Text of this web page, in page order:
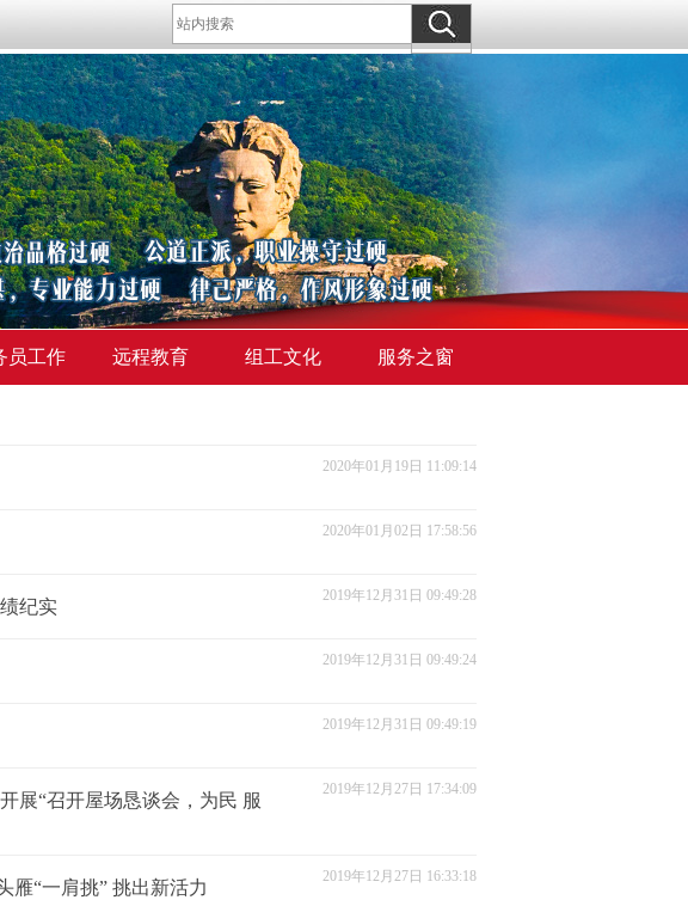
员工作 远程教育 组工文化 服务之窗
2020年01月19日 11:09:14
2020年01月02日 17:58:56
纪实
2019年12月31日 09:49:28
2019年12月31日 09:49:24
2019年12月31日 09:49:19
展“召开屋场恳谈会，为民 服
2019年12月27日 17:34:09
“一肩挑” 挑出新活力
2019年12月27日 16:33:18